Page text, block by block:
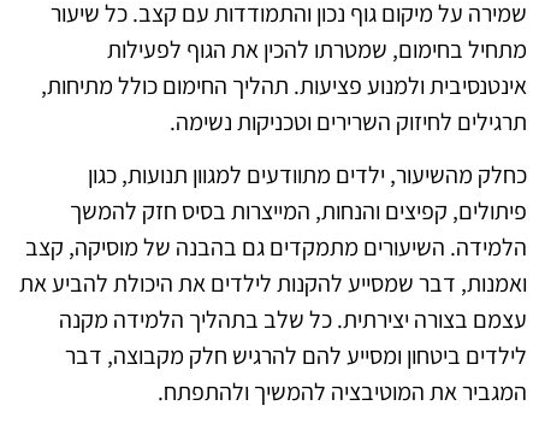
שמירה על מיקום גוף נכון והתמודדות עם קצב. כל שיעור
מתחיל בחימום, שמטרתו להכין את הגוף לפעילות
אינטנסיבית ולמנוע פציעות. תהליך החימום כולל מתיחות,
תרגילים לחיזוק השרירים וטכניקות נשימה.
כחלק מהשיעור, ילדים מתוודעים למגוון תנועות, כגון
פיתולים, קפיצים והנחות, המייצרות בסיס חזק להמשך
הלמידה. השיעורים מתמקדים גם בהבנה של מוסיקה, קצב
ואמנות, דבר שמסייע להקנות לילדים את היכולת להביע את
עצמם בצורה יצירתית. כל שלב בתהליך הלמידה מקנה
לילדים ביטחון ומסייע להם להרגיש חלק מקבוצה, דבר
המגביר את המוטיבציה להמשיך ולהתפתח.